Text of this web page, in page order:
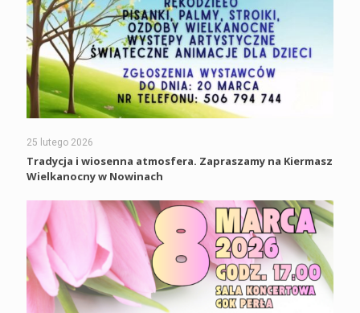
25 lutego 2026
Tradycja i wiosenna atmosfera. Zapraszamy na Kiermasz
Wielkanocny w Nowinach